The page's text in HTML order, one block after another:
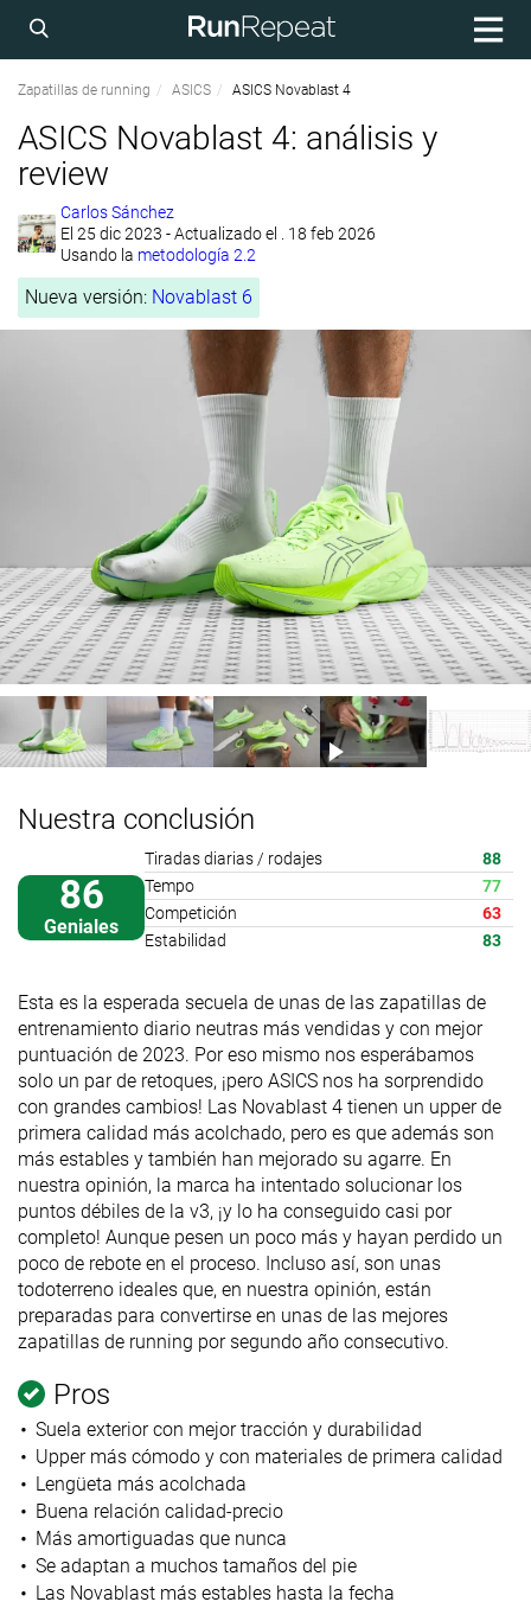
Zapatillas de running ASICS ASICS Novablast 4
ASICS Novablast 4: análisis y
review
Carlos Sánchez
El 25 dic 2023 - Actualizado el . 18 feb 2026
Usando la metodología 2.2
Nueva versión: Novablast 6
Nuestra conclusión
86
Geniales
Tiradas diarias / rodajes
88
Tempo
77
Competición
63
Estabilidad
83
Esta es la esperada secuela de unas de las zapatillas de
entrenamiento diario neutras más vendidas y con mejor
puntuación de 2023. Por eso mismo nos esperábamos
solo un par de retoques, ¡pero ASICS nos ha sorprendido
con grandes cambios! Las Novablast 4 tienen un upper de
primera calidad más acolchado, pero es que además son
más estables y también han mejorado su agarre. En
nuestra opinión, la marca ha intentado solucionar los
puntos débiles de la v3, ¡y lo ha conseguido casi por
completo! Aunque pesen un poco más y hayan perdido un
poco de rebote en el proceso. Incluso así, son unas
todoterreno ideales que, en nuestra opinión, están
preparadas para convertirse en unas de las mejores
zapatillas de running por segundo año consecutivo.
Pros
Suela exterior con mejor tracción y durabilidad
Upper más cómodo y con materiales de primera calidad
Lengüeta más acolchada
Buena relación calidad-precio
Más amortiguadas que nunca
Se adaptan a muchos tamaños del pie
Las Novablast más estables hasta la fecha